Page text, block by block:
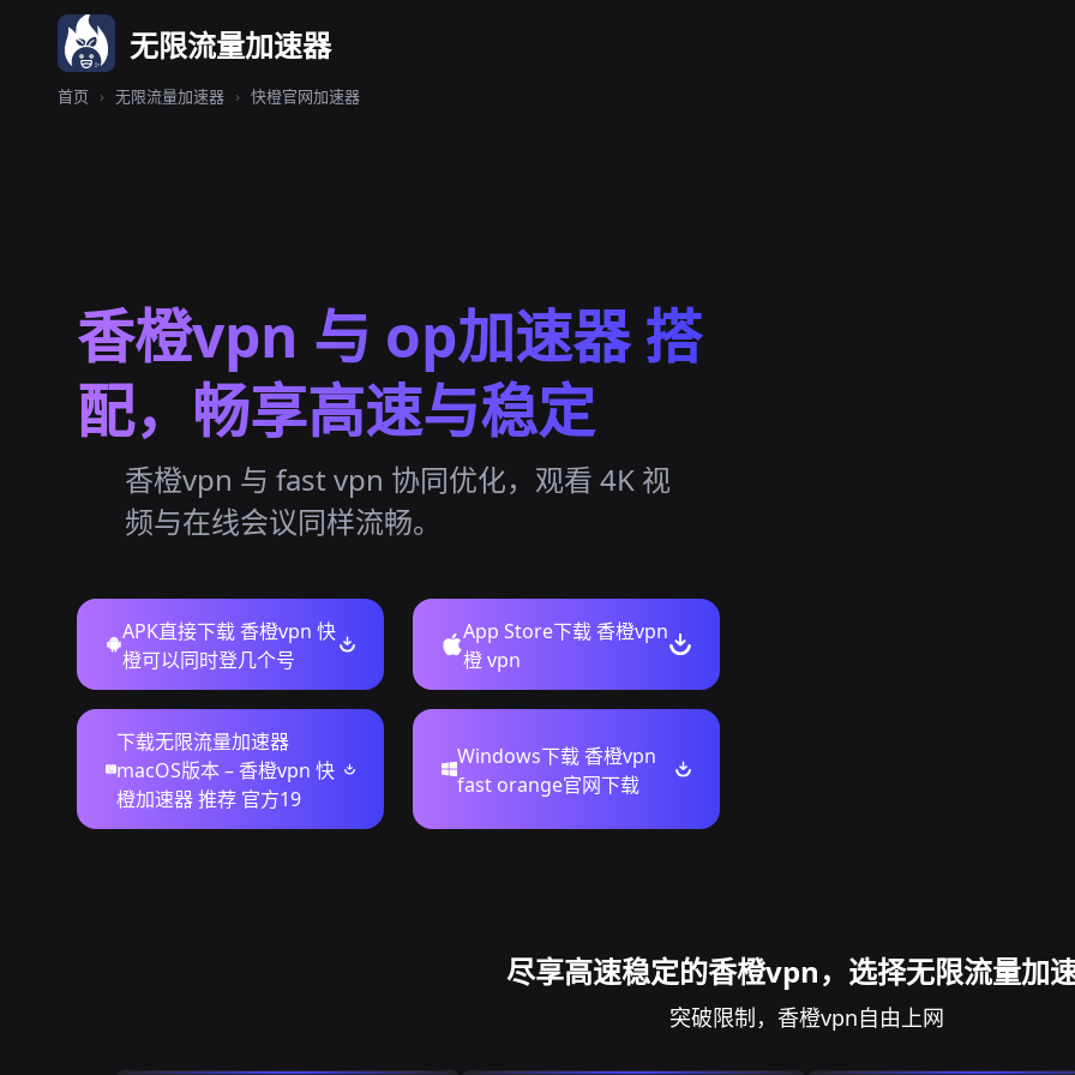
无限流量加速器
首页 › 无限流量加速器 › 快橙官网加速器
香橙vpn 与 op加速器 搭
配，畅享高速与稳定
香橙vpn 与 fast vpn 协同优化，观看 4K 视
频与在线会议同样流畅。
APK直接下载 香橙vpn 快
橙可以同时登几个号
App Store下载 香橙vpn
橙 vpn
下载无限流量加速器
macOS版本 – 香橙vpn 快
橙加速器 推荐 官方19
Windows下载 香橙vpn
fast orange官网下载
尽享高速稳定的香橙vpn，选择无限流量加
突破限制，香橙vpn自由上网